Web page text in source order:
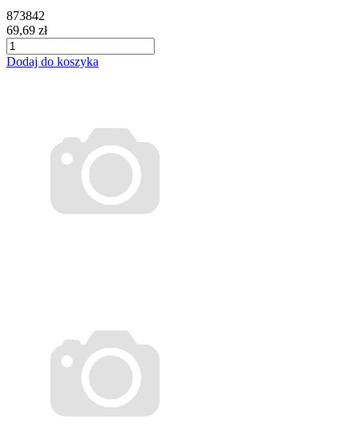
873842
69,69 zł
Dodaj do koszyka